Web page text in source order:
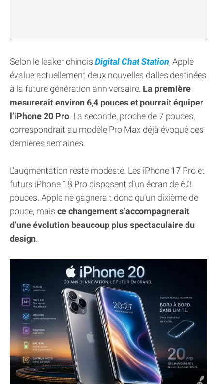
Selon le leaker chinois Digital Chat Station, Apple
évalue actuellement deux nouvelles dalles destinées
à la future génération anniversaire. La première
mesurerait environ 6,4 pouces et pourrait équiper
l’iPhone 20 Pro. La seconde, proche de 7 pouces,
correspondrait au modèle Pro Max déjà évoqué ces
dernières semaines.
L’augmentation reste modeste. Les iPhone 17 Pro et
futurs iPhone 18 Pro disposent d’un écran de 6,3
pouces. Apple ne gagnerait donc qu’un dixième de
pouce, mais ce changement s’accompagnerait
d’une évolution beaucoup plus spectaculaire du
design.